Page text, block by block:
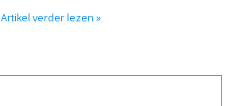
Artikel verder lezen »